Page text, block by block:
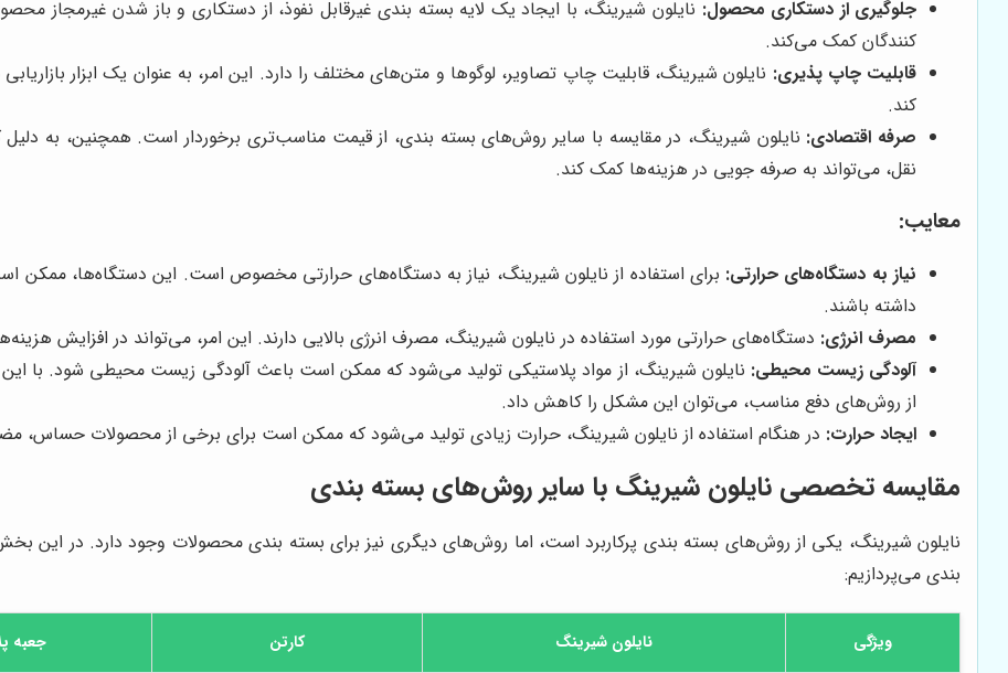
جلوگیری از دستکاری محصول: نایلون شیرینگ، با ایجاد یک لایه بسته بندی غیرقابل نفوذ، از دستکاری و باز شدن
کنندگان کمک می‌کند.
قابلیت چاپ پذیری: نایلون شیرینگ، قابلیت چاپ تصاویر، لوگوها و متن‌های مختلف را دارد. این امر، به عنوان یک ابزار
کند.
صرفه اقتصادی: نایلون شیرینگ، در مقایسه با سایر روش‌های بسته بندی، از قیمت مناسب‌تری برخوردار است. همچنین،
نقل، می‌تواند به صرفه جویی در هزینه‌ها کمک کند.
معایب:
نیاز به دستگاه‌های حرارتی: برای استفاده از نایلون شیرینگ، نیاز به دستگاه‌های حرارتی مخصوص است. این دستگاه‌ها، ممکن است
داشته باشند.
مصرف انرژی: دستگاه‌های حرارتی مورد استفاده در نایلون شیرینگ، مصرف انرژی بالایی دارند. این امر، می‌تواند در افزایش
آلودگی زیست محیطی: نایلون شیرینگ، از مواد پلاستیکی تولید می‌شود که ممکن است باعث آلودگی زیست محیطی شود. با این
از روش‌های دفع مناسب، می‌توان این مشکل را کاهش داد.
ایجاد حرارت: در هنگام استفاده از نایلون شیرینگ، حرارت زیادی تولید می‌شود که ممکن است برای برخی از محصولات حساس،
مقایسه تخصصی نایلون شیرینگ با سایر روش‌های بسته بندی
نایلون شیرینگ، یکی از روش‌های بسته بندی پرکاربرد است، اما روش‌های دیگری نیز برای بسته بندی محصولات وجود دارد. در این
بندی می‌پردازیم:
ویژگی نایلون شیرینگ کارتن جعبه